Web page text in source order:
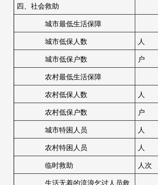
四、社会救助
城市最低生活保障
城市低保人数
人
城市低保户数
户
农村最低生活保障
农村低保人数
人
农村低保户数
户
城市特困人员
人
农村特困人员
人
临时救助
人次
生活无着的流浪乞讨人员救